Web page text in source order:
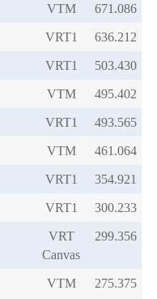
VTM
VRT1
VRT1
VTM
VRT1
VTM
VRT1
VRT1
VRT
Canvas
VTM